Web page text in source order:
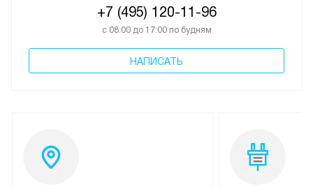
+7 (495) 120-11-96
с 08:00 до 17:00 по будням
НАПИСАТЬ